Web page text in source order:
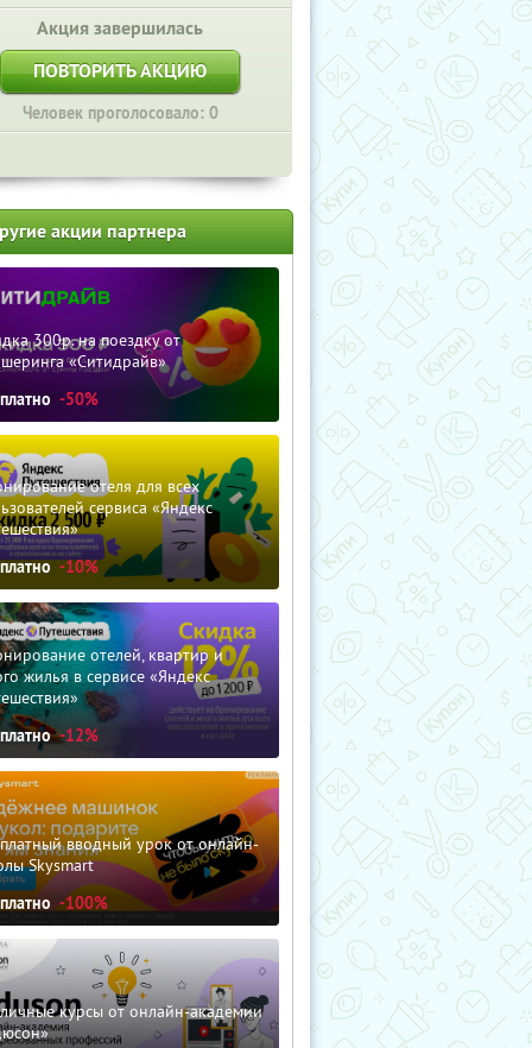
Акция завершилась
ПОВТОРИТЬ АКЦИЮ
Человек проголосовало: 0
акции партнера
300р. на поездку от
«Ситидрайв»
-50%
отеля для всех
сервиса «Яндекс
-10%
отелей, квартир и
жилья в сервисе «Яндекс
-12%
вводный урок от онлайн-
Skysmart
-100%
курсы от онлайн-академии